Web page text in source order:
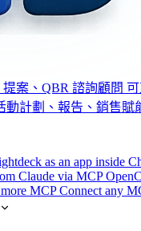
案、QBR 諮詢顧問
動計劃、報告、銷售賦
as an app inside
Claude via MCP
MCP Connect any